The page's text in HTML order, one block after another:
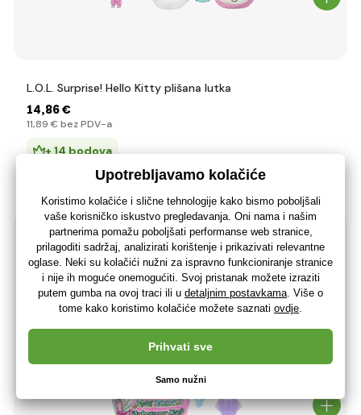
L.O.L. Surprise! Hello Kitty plišana lutka
14,86 €
11,89 € bez PDV-a
+ 14 bodova
Na zalihi> 5 komada(U vas 13.08.)